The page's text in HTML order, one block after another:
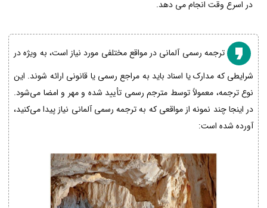
در اسرع وقت انجام می دهد.
ترجمه رسمی آلمانی در مواقع مختلفی مورد نیاز است، به ویژه در
شرایطی که مدارک یا اسناد باید به مراجع رسمی یا قانونی ارائه شوند. این
نوع ترجمه، معمولاً توسط مترجم رسمی تأیید شده و مهر و امضا می‌شود.
در اینجا چند نمونه از مواقعی که به ترجمه رسمی آلمانی نیاز پیدا می‌کنید،
آورده شده است: